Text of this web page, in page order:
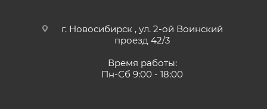
г. Новосибирск , ул. 2-ой Воинский
проезд 42/3
Время работы:
Пн-Сб 9:00 - 18:00